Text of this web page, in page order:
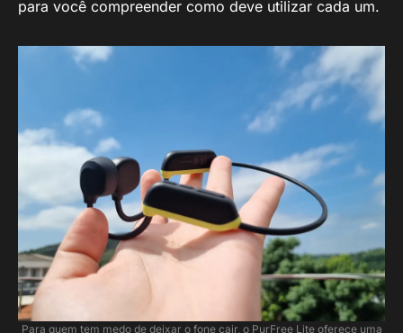
para você compreender como deve utilizar cada um.
Para quem tem medo de deixar o fone cair, o PurFree Lite oferece uma